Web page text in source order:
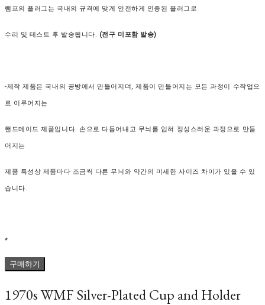
램프의 플러그는 국내의 규격에 맞게 안전하게 인증된 플러그로
수리 및 테스트 후 발송됩니다. (전구 미포함 발송)
-제작 제품은 국내의 공방에서 만들어지며, 제품이 만들어지는 모든 과정이 수작업으
로 이루어지는
핸드메이드 제품입니다. 손으로 다듬어내고 무늬를 입혀 정성스러운 과정으로 만들
어지는
제품 특성상 제품마다 조금씩 다른 무늬와 약간의 미세한 사이즈 차이가 있을 수 있
습니다.
*
구매하기
1970s WMF Silver-Plated Cup and Holder